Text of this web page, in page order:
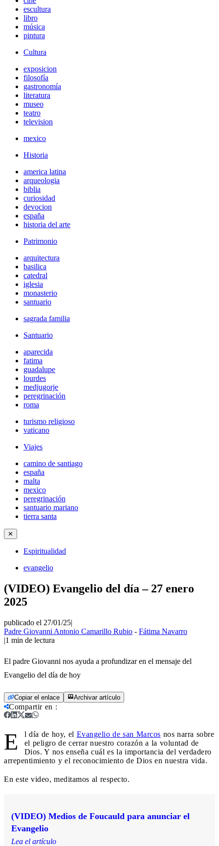
escultura
libro
música
pintura
Cultura
exposicion
filosofía
gastronomía
literatura
museo
teatro
television
mexico
Historia
america latina
arqueologia
biblia
curiosidad
devocion
españa
historia del arte
Patrimonio
arquitectura
basilica
catedral
iglesia
monasterio
santuario
sagrada familia
Santuario
aparecida
fatima
guadalupe
lourdes
medjugorje
peregrinación
roma
turismo religioso
vaticano
Viajes
camino de santiago
españa
malta
mexico
peregrinación
santuario mariano
tierra santa
✕
Espiritualidad
evangelio
(VIDEO) Evangelio del día – 27 enero
2025
publicado el 27/01/25|
Padre Giovanni Antonio Camarillo Rubio - Fátima Navarro
|1 min de lectura
El padre Giovanni nos ayuda a profundizar en el mensaje del
Evangelio del día de hoy
Copiar el enlace Archivar artículo
Compartir en :
E l día de hoy, el Evangelio de san Marcos nos narra sobre
el peligro de cerrar nuestro corazón a la voluntad de
Dios. Y nos enseña cuál es la importancia del verdadero
arrepentimiento y el reconocimiento de Dios en nuestra vida.
En este video, meditamos al respecto.
(VIDEO) Medios de Foucauld para anunciar el
Evangelio
Lea el artículo